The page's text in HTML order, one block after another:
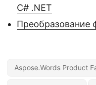
C# .NET
Преобразование
Aspose.Words Product